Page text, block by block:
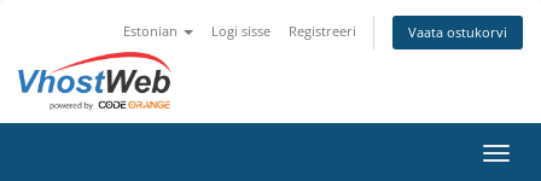
Estonian Logi sisse Registreeri Vaata ostukorvi